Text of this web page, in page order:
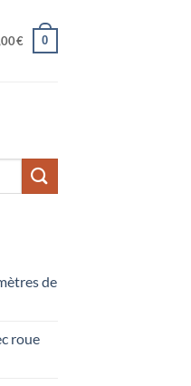
€ 0
de
roue